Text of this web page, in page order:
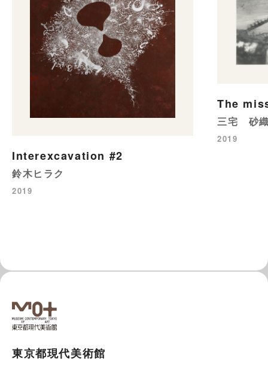
Interexcavation #2
鈴木ヒラク
2019
The
三宅 砂
2019
東京都現代美術館